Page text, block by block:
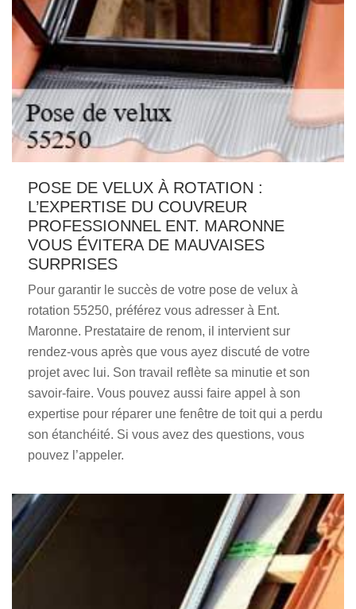
POSE DE VELUX À ROTATION :
L’EXPERTISE DU COUVREUR
PROFESSIONNEL ENT. MARONNE
VOUS ÉVITERA DE MAUVAISES
SURPRISES
Pour garantir le succès de votre pose de velux à
rotation 55250, préférez vous adresser à Ent.
Maronne. Prestataire de renom, il intervient sur
rendez-vous après que vous ayez discuté de votre
projet avec lui. Son travail reflète sa minutie et son
savoir-faire. Vous pouvez aussi faire appel à son
expertise pour réparer une fenêtre de toit qui a perdu
son étanchéité. Si vous avez des questions, vous
pouvez l’appeler.